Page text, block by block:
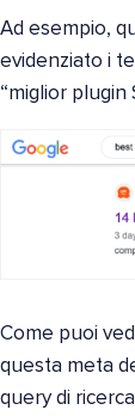
Ad esempio,
evidenziato i
“miglior plugin
Come puoi
questa meta
query di